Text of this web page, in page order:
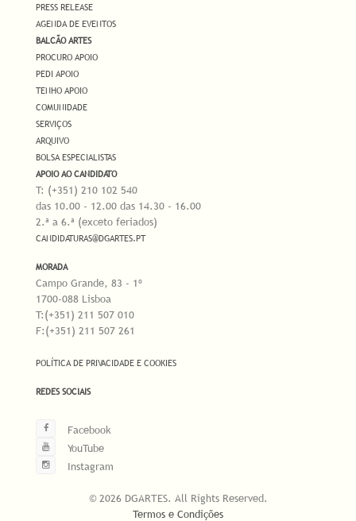
PRESS RELEASE
AGENDA DE EVENTOS
BALCÃO ARTES
PROCURO APOIO
PEDI APOIO
TENHO APOIO
COMUNIDADE
SERVIÇOS
ARQUIVO
BOLSA ESPECIALISTAS
APOIO AO CANDIDATO
T: (+351) 210 102 540
das 10.00 - 12.00 das 14.30 - 16.00
2.ª a 6.ª (exceto feriados)
CANDIDATURAS@DGARTES.PT
MORADA
Campo Grande, 83 - 1º
1700-088 Lisboa
T:(+351) 211 507 010
F:(+351) 211 507 261
POLÍTICA DE PRIVACIDADE E COOKIES
REDES SOCIAIS
Facebook
YouTube
Instagram
© 2026 DGARTES. All Rights Reserved.
Termos e Condições